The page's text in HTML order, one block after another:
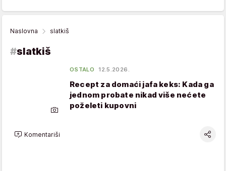
Naslovna slatkiš
#slatkiš
OSTALO 12.5.2026.
Recept za domaći jafa keks: Kada ga
jednom probate nikad više nećete
poželeti kupovni
Komentariši